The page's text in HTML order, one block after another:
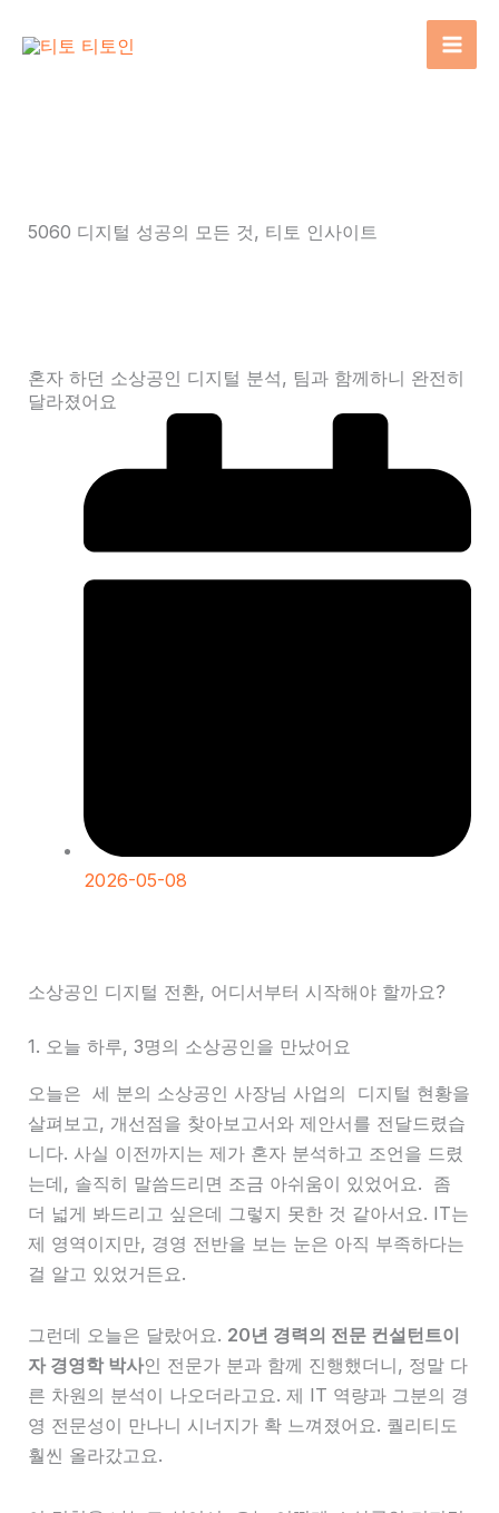
5060 디지털 성공의 모든 것, 티토 인사이트
혼자 하던 소상공인 디지털 분석, 팀과 함께하니 완전히
달라졌어요
2026-05-08
소상공인 디지털 전환, 어디서부터 시작해야 할까요?
1. 오늘 하루, 3명의 소상공인을 만났어요
오늘은 세 분의 소상공인 사장님 사업의 디지털 현황을
살펴보고, 개선점을 찾아보고서와 제안서를 전달드렸습
니다. 사실 이전까지는 제가 혼자 분석하고 조언을 드렸
는데, 솔직히 말씀드리면 조금 아쉬움이 있었어요. 좀
더 넓게 봐드리고 싶은데 그렇지 못한 것 같아서요. IT는
제 영역이지만, 경영 전반을 보는 눈은 아직 부족하다는
걸 알고 있었거든요.
그런데 오늘은 달랐어요. 20년 경력의 전문 컨설턴트이
자 경영학 박사인 전문가 분과 함께 진행했더니, 정말 다
른 차원의 분석이 나오더라고요. 제 IT 역량과 그분의 경
영 전문성이 만나니 시너지가 확 느껴졌어요. 퀄리티도
훨씬 올라갔고요.